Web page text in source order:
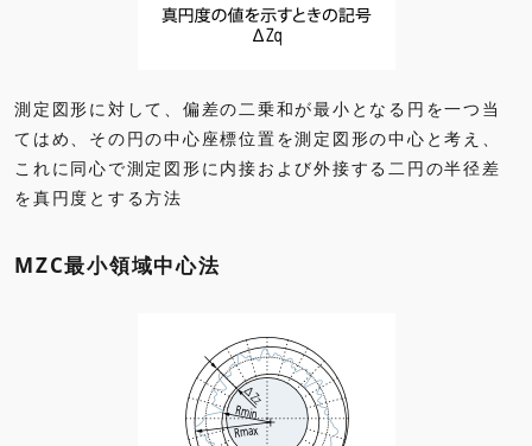
測定図形に対して、偏差の二乗和が最小となる円を一つ当
てはめ、その円の中心座標位置を測定図形の中心と考え、
これに同心で測定図形に内接および外接する二円の半径差
を真円度とする方法
MZC最小領域中心法